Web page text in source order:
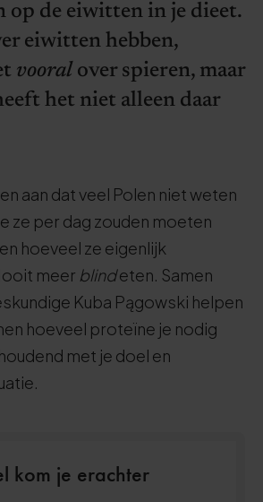
op de eiwitten in je dieet.
eiwitten hebben,
vooral over spieren, maar
het niet alleen daar
aan dat veel Polen niet weten
ze per dag zouden moeten
hoeveel ze eigenlijk
meer blindeten. Samen
Kuba Pągowski helpen
hoeveel proteïne je nodig
met je doel en
kom je erachter